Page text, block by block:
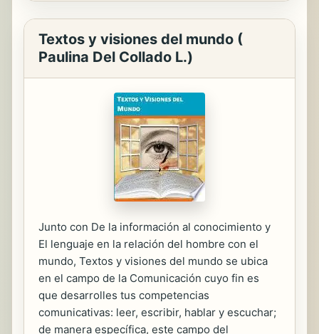
Textos y visiones del mundo (
Paulina Del Collado L.)
Junto con De la información al conocimiento y
El lenguaje en la relación del hombre con el
mundo, Textos y visiones del mundo se ubica
en el campo de la Comunicación cuyo fin es
que desarrolles tus competencias
comunicativas: leer, escribir, hablar y escuchar;
de manera específica, este campo del